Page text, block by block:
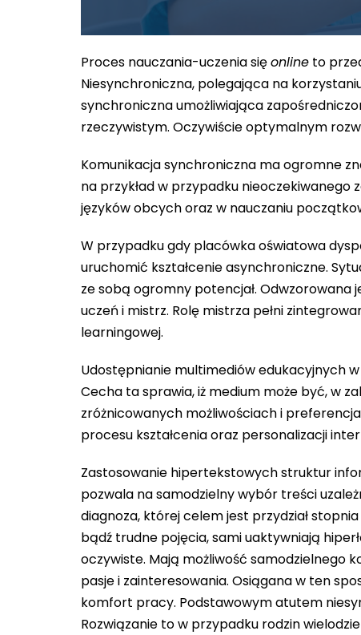
Proces nauczania-uczenia sięonline to
Niesynchroniczna, polegająca na
synchroniczna umożliwiająca
rzeczywistym. Oczywiście optymalnym
Komunikacja synchroniczna ma ogromne
na przykład w przypadku
języków obcych oraz w nauczaniu
W przypadku gdy placówka oświatowa
uruchomić kształcenie asynchroniczne.
ze sobą ogromny potencjał. Odwzorowana
uczeń i mistrz. Rolę mistrza pełni
learningowej.
Udostępnianie multimediów edukacyjnych
Cecha ta sprawia, iż medium może być, w
zróżnicowanych możliwościach i
procesu kształcenia oraz personalizacji
Zastosowanie hipertekstowych struktur
pozwala na samodzielny wybór treści
diagnoza, której celem jest przydział
bądź trudne pojęcia, sami uaktywniają
oczywiste. Mają możliwość samodzielnego
pasje i zainteresowania. Osiągana w ten
komfort pracy. Podstawowym atutem
Rozwiązanie to w przypadku rodzin